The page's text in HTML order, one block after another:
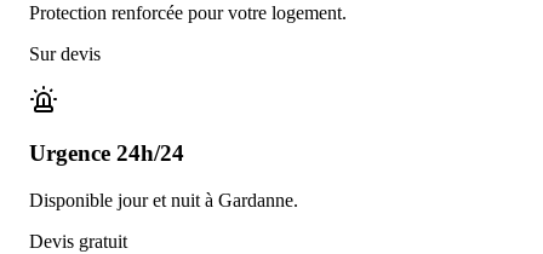
Protection renforcée pour votre logement.
Sur devis
Urgence 24h/24
Disponible jour et nuit à Gardanne.
Devis gratuit